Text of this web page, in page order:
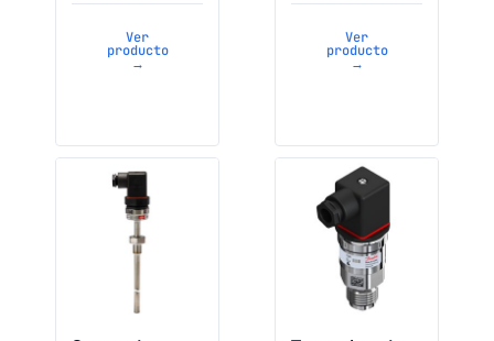
Ver
producto
→
Ver
producto
→